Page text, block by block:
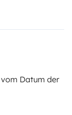
Datum der